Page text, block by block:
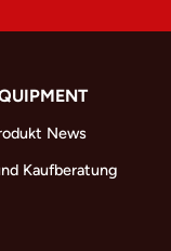
News
Kaufberatung